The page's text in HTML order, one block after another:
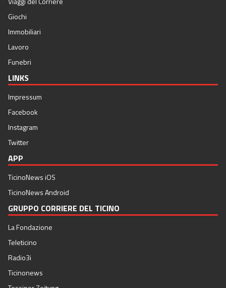
Giochi
Immobiliari
Lavoro
Funebri
LINKS
Impressum
Facebook
Instagram
Twitter
APP
TicinoNews iOS
TicinoNews Android
GRUPPO CORRIERE DEL TICINO
La Fondazione
Teleticino
Radio3i
Ticinonews